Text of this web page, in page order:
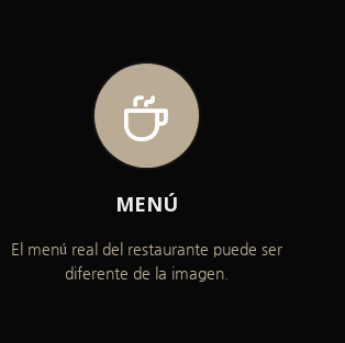
MENÚ
El menú real del restaurante puede ser
diferente de la imagen.